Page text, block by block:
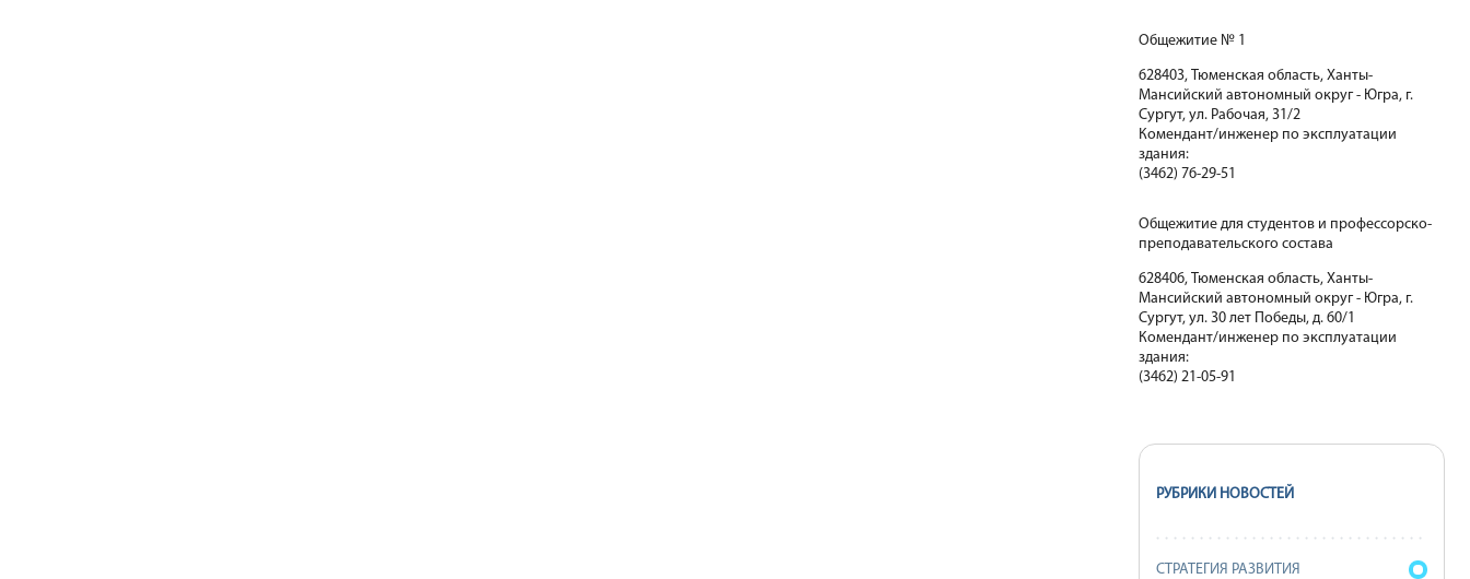
Общежитие № 1
628403, Тюменская область, Ханты-
Мансийский автономный округ - Югра, г.
Сургут, ул. Рабочая, 31/2
Комендант/инженер по эксплуатации
здания:
(3462) 76-29-51
Общежитие для студентов и профессорско-
преподавательского состава
628406, Тюменская область, Ханты-
Мансийский автономный округ - Югра, г.
Сургут, ул. 30 лет Победы, д. 60/1
Комендант/инженер по эксплуатации
здания:
(3462) 21-05-91
РУБРИКИ НОВОСТЕЙ
СТРАТЕГИЯ РАЗВИТИЯ